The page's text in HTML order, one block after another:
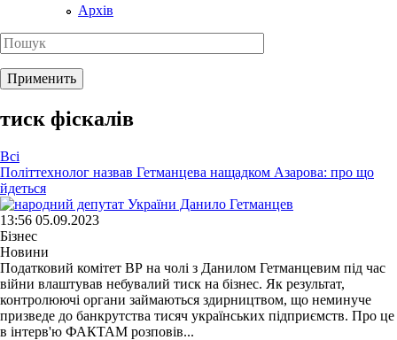
Архів
тиск фіскалів
Всі
Політтехнолог назвав Гетманцева нащадком Азарова: про що
йдеться
13:56 05.09.2023
Бізнес
Новини
Податковий комітет ВР на чолі з Данилом Гетманцевим під час
війни влаштував небувалий тиск на бізнес. Як результат,
контролюючі органи займаються здирництвом, що неминуче
призведе до банкрутства тисяч українських підприємств. Про це
в інтерв'ю ФАКТАМ розповів...